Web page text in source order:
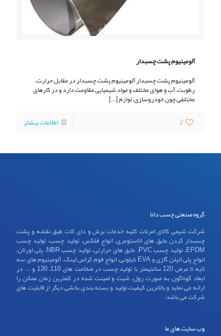
آلومینیوم پشت چسبدار
آلومینیوم پشت چسبدار آلومینیوم پشت چسبدار در مقابل حرارت،
رطوبت، آب و هوای مختلف و مواد شیمیایی مقاومت دارد و در کارهای
مختلفی چون خودروسازی، لوازم[…]
2
اطلاعات بیشتر
گروه صنعتی چسب دانا
شرکت شیمی کالای امرتات کلیه خدمات برش و دای کات طبق نقشه و پشت
چسبدار کردن عایق های الاستومری، انواع فلکس، تولید چسب، تولید چسب
EPDM، تولید چسب PVC، عایق های حرارتی، تولید چسب NBR، پلی اورتان،
انواع پلی اتیلن گازی و EVA نایلونی، انواع فوم کراس لینک، آلومینیوم های سه
لایه تا عرض 120 سانتیمتر با تولید چسب در ضخامت های 110، 130 و ... در
ابعاد گوناگون به صورت رول، شیت و لمینت شده در کمترین زمان ممکن را
ارائه می نماید و بالاترین کیفیت تولید و بسته بندی بخشی دیگر از قابلیت های
شرکت می باشد.
وب سایت های ما